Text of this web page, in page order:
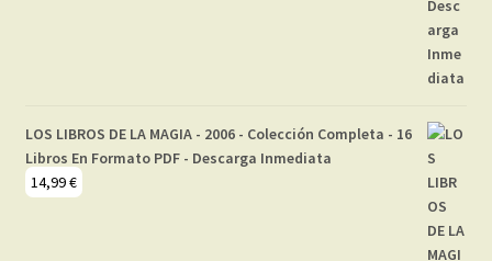
LOS LIBROS DE LA MAGIA - 2006 - Colección Completa - 16
Libros En Formato PDF - Descarga Inmediata
14,99€